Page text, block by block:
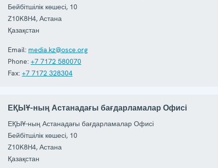
Бейбітшілік көшесі, 10
Z10K8H4, Астана
Қазақстан
Email: media.kz@osce.org
Phone: +7 7172 580070
Fax: +7 7172 328304
ЕҚЫҰ-ның Астанадағы бағдарламалар Офисі
ЕҚЫҰ-ның Астанадағы бағдарламалар Офисі
Бейбітшілік көшесі, 10
Z10K8H4, Астана
Қазақстан